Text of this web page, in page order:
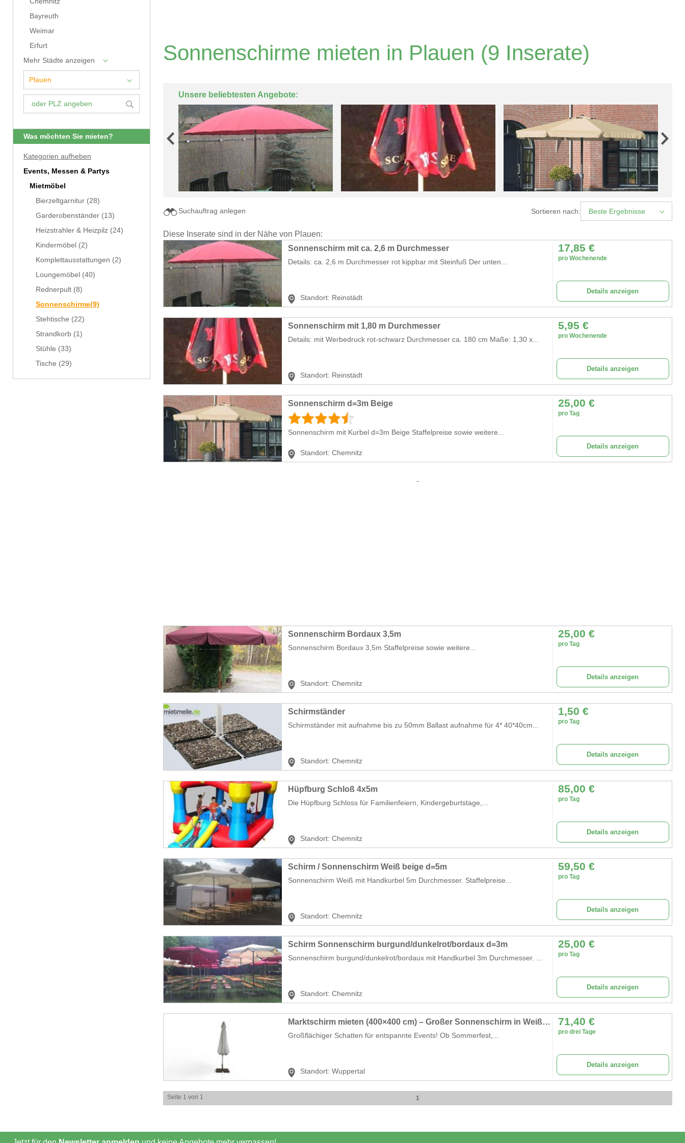
Bayreuth
Weimar
Erfurt
Mehr Städte anzeigen
Was möchten Sie mieten?
Kategorien aufheben
Events, Messen & Partys
Mietmöbel
Bierzeltgarnitur (28)
Garderobenständer (13)
Heizstrahler & Heizpilz (24)
Kindermöbel (2)
Komplettausstattungen (2)
Loungemöbel (40)
Rednerpult (8)
Sonnenschirme(9)
Stehtische (22)
Strandkorb (1)
Stühle (33)
Tische (29)
Sonnenschirme mieten in Plauen (9 Inserate)
Unsere beliebtesten Angebote:
Sortieren nach: Beste Ergebnisse
Suchauftrag anlegen
Diese Inserate sind in der Nähe von Plauen:
Sonnenschirm mit ca. 2,6 m Durchmesser
Details: ca. 2,6 m Durchmesser rot kippbar mit Steinfuß Der unten...
Standort: Reinstädt
17,85 €
pro Wochenende
Details anzeigen
Sonnenschirm mit 1,80 m Durchmesser
Details: mit Werbedruck rot-schwarz Durchmesser ca. 180 cm Maße: 1,30 x...
Standort: Reinstädt
5,95 €
pro Wochenende
Details anzeigen
Sonnenschirm d=3m Beige
Sonnenschirm mit Kurbel d=3m Beige Staffelpreise sowie weitere...
Standort: Chemnitz
25,00 €
pro Tag
Details anzeigen
Sonnenschirm Bordaux 3,5m
Sonnenschirm Bordaux 3,5m Staffelpreise sowie weitere...
Standort: Chemnitz
25,00 €
pro Tag
Details anzeigen
Schirmständer
Schirmständer mit aufnahme bis zu 50mm Ballast aufnahme für 4* 40*40cm...
Standort: Chemnitz
1,50 €
pro Tag
Details anzeigen
Hüpfburg Schloß 4x5m
Die Hüpfburg Schloss für Familienfeiern, Kindergeburtstage,...
Standort: Chemnitz
85,00 €
pro Tag
Details anzeigen
Schirm / Sonnenschirm Weiß beige d=5m
Sonnenschirm Weiß mit Handkurbel 5m Durchmesser. Staffelpreise...
Standort: Chemnitz
59,50 €
pro Tag
Details anzeigen
Schirm Sonnenschirm burgund/dunkelrot/bordaux d=3m
Sonnenschirm burgund/dunkelrot/bordaux mit Handkurbel 3m Durchmesser. ...
Standort: Chemnitz
25,00 €
pro Tag
Details anzeigen
Marktschirm mieten (400×400 cm) – Großer Sonnenschirm in Weiß inkl. 40kg Ständer
Großflächiger Schatten für entspannte Events! Ob Sommerfest,...
Standort: Wuppertal
71,40 €
pro drei Tage
Details anzeigen
Seite 1 von 1 1